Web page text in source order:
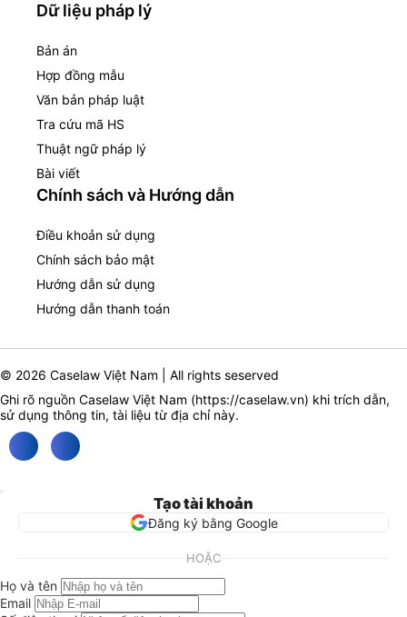
Dữ liệu pháp lý
Bản án
Hợp đồng mẫu
Văn bản pháp luật
Tra cứu mã HS
Thuật ngữ pháp lý
Bài viết
Chính sách và Hướng dẫn
Điều khoản sử dụng
Chính sách bảo mật
Hướng dẫn sử dụng
Hướng dẫn thanh toán
© 2026 Caselaw Việt Nam | All rights seserved
Ghi rõ nguồn Caselaw Việt Nam (https://caselaw.vn) khi trích dẫn,
sử dụng thông tin, tài liệu từ địa chỉ này.
Tạo tài khoản
Đăng ký bằng Google
HOẶC
Họ và tên
Email